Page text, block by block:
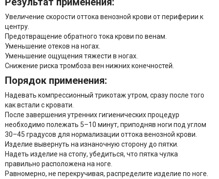
Увеличение скорости оттока венозной крови от периферии к
центру.
Предотвращение обратного тока крови по венам.
Уменьшение отеков на ногах.
Уменьшение ощущения тяжести в ногах.
Снижение риска тромбоза вен нижних конечностей.
Порядок применения:
Надевать компрессионный трикотаж утром, сразу после того
как встали с кровати.
После завершения утренних гигиенических процедур
необходимо полежать 5–10 минут, приподняв ноги под углом
30–45 градусов для нормализации оттока венозной крови.
Изделие вывернуть на изнаночную сторону до пятки.
Надеть изделие на стопу, убедиться, что пятка чулка
правильно расположена на ноге.
Равномерно, не перекручивая, распределите изделие по ноге.